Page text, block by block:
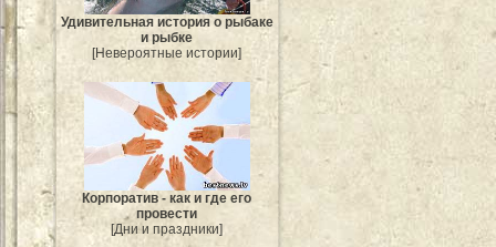
Удивительная история о рыбаке
и рыбке
[Невероятные истории]
Корпоратив - как и где его
провести
[Дни и праздники]